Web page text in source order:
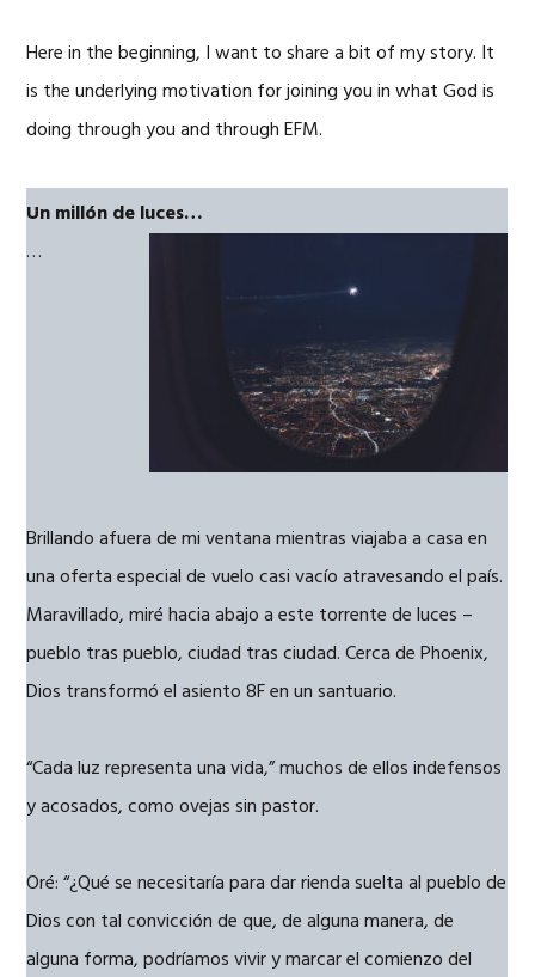
Here in the beginning, I want to share a bit of my story. It
is the underlying motivation for joining you in what God is
doing through you and through EFM.
Un millón de luces…
…
Brillando afuera de mi ventana mientras viajaba a casa en
una oferta especial de vuelo casi vacío atravesando el país.
Maravillado, miré hacia abajo a este torrente de luces –
pueblo tras pueblo, ciudad tras ciudad. Cerca de Phoenix,
Dios transformó el asiento 8F en un santuario.
“Cada luz representa una vida,” muchos de ellos indefensos
y acosados, como ovejas sin pastor.
Oré: “¿Qué se necesitaría para dar rienda suelta al pueblo de
Dios con tal convicción de que, de alguna manera, de
alguna forma, podríamos vivir y marcar el comienzo del